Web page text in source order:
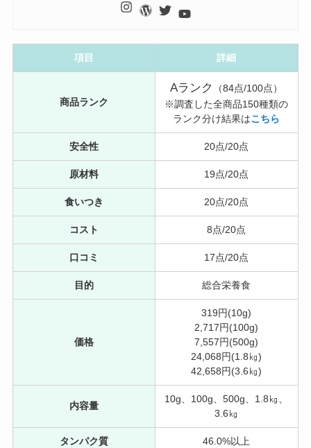
項目 詳細
商品ランク
Aランク
（84点/100点）
※調査した全商品150種類の
ランク分け結果はこちら
安全性 20点/20点
原材料 19点/20点
食いつき 20点/20点
コスト 8点/20点
口コミ 17点/20点
目的 総合栄養食
価格
319円(10g)
2,717円(100g)
7,557円(500g)
24,068円(1.8㎏)
42,658円(3.6㎏)
内容量
10g、100g、500g、1.8㎏、
3.6㎏
タンパク質 46.0%以上